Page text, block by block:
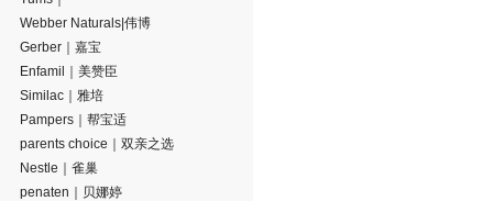
Webber Naturals|伟博
Gerber｜嘉宝
Enfamil｜美赞臣
Similac｜雅培
Pampers｜帮宝适
parents choice｜双亲之选
Nestle｜雀巢
penaten｜贝娜婷